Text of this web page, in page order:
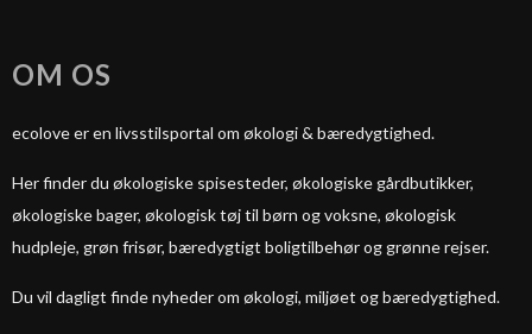
OM OS
ecolove er en livsstilsportal om økologi & bæredygtighed.
Her finder du økologiske spisesteder, økologiske gårdbutikker,
økologiske bager, økologisk tøj til børn og voksne, økologisk
hudpleje, grøn frisør, bæredygtigt boligtilbehør og grønne rejser.
Du vil dagligt finde nyheder om økologi, miljøet og bæredygtighed.